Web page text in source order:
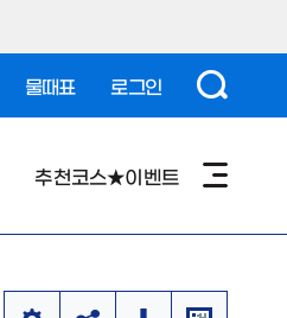
물때표 로그인
추천코스★이벤트